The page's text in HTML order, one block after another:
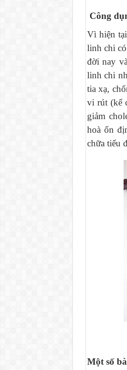
Công
Vì hiện
linh chi
đời nay
linh chi
tia xạ,
vi rút (kể
giảm
hoà ổn
chữa tiểu
Một số